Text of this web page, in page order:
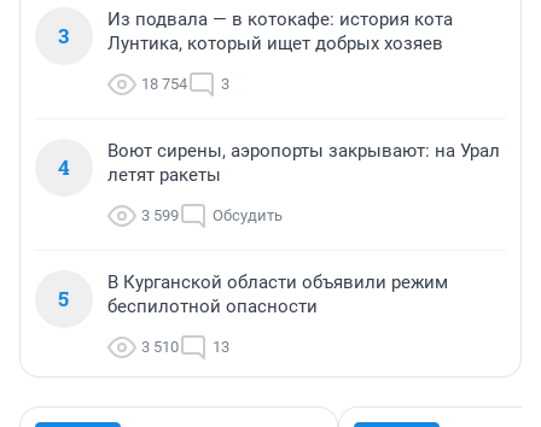
3
Из подвала — в котокафе: история кота
Лунтика, который ищет добрых хозяев
18 754 3
4
Воют сирены, аэропорты закрывают: на Урал
летят ракеты
3 599 Обсудить
5
В Курганской области объявили режим
беспилотной опасности
3 510 13